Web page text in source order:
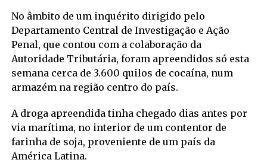
No âmbito de um inquérito dirigido pelo
Departamento Central de Investigação e Ação
Penal, que contou com a colaboração da
Autoridade Tributária, foram apreendidos só esta
semana cerca de 3.600 quilos de cocaína, num
armazém na região centro do país.
A droga apreendida tinha chegado dias antes por
via marítima, no interior de um contentor de
farinha de soja, proveniente de um país da
América Latina.